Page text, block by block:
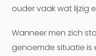
ouder vaak wat lijzig
Wanneer men zich
genoemde situatie is